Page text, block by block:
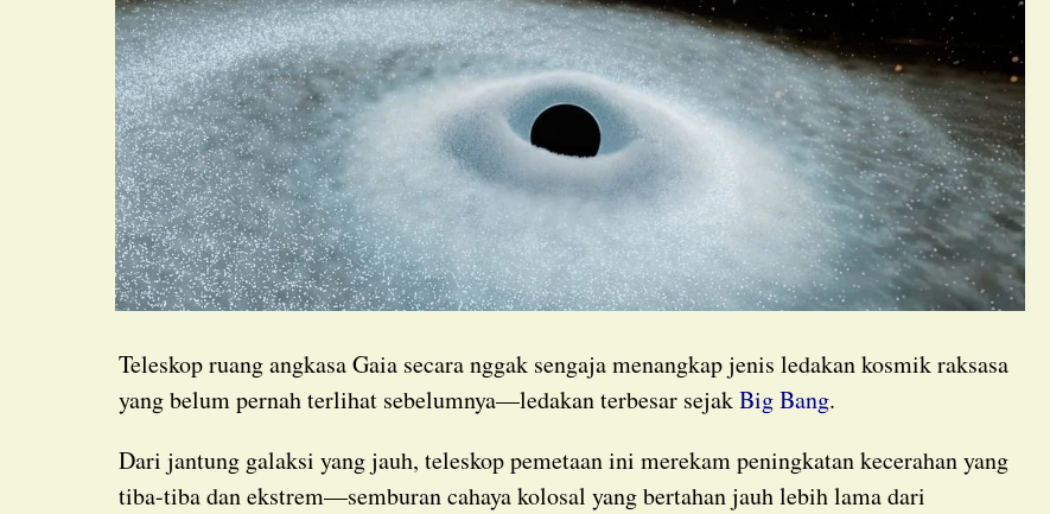
Teleskop ruang angkasa Gaia secara nggak sengaja menangkap jenis ledakan kosmik raksasa
yang belum pernah terlihat sebelumnya—ledakan terbesar sejakBig Bang.
Dari jantung galaksi yang jauh, teleskop pemetaan ini merekam peningkatan kecerahan yang
tiba-tiba dan ekstrem—semburan cahaya kolosal yang bertahan jauh lebih lama dari